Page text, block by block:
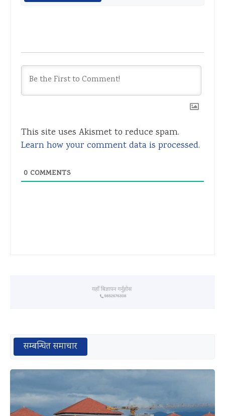
This site uses Akismet to reduce spam.
Learn how your comment data is processed.
0 COMMENTS
सम्बन्धित समाचार